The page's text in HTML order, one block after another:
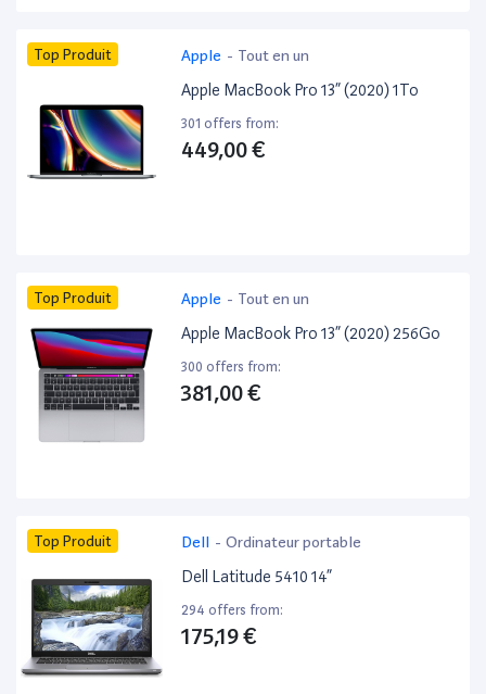
Top Produit Apple - Tout en un
Apple MacBook Pro 13” (2020) 1To
301 offers from:
449,00 €
Top Produit Apple - Tout en un
Apple MacBook Pro 13” (2020) 256Go
300 offers from:
381,00 €
Top Produit Dell - Ordinateur portable
Dell Latitude 5410 14”
294 offers from:
175,19 €